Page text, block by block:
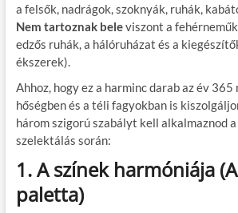
a felsők, nadrágok, szoknyák, ruhák,
Nem tartoznak beleviszont a
edzős ruhák, a hálóruházat és a
ékszerek).
Ahhoz, hogy ez a harminc darab az év 365
hőségben és a téli fagyokban is
három szigorú szabályt kell alkalmaznod
szelektálás során:
1. A színek harmóniája
paletta)